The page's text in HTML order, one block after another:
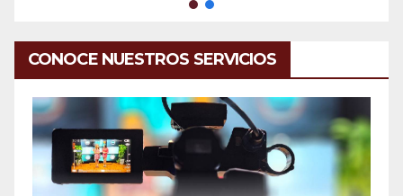
CONOCE NUESTROS SERVICIOS